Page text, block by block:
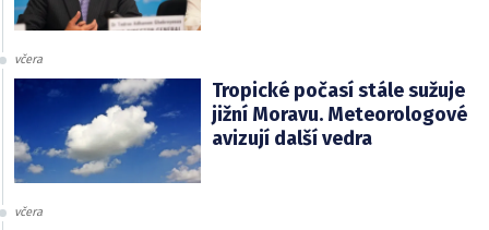
včera
Tropické počasí stále sužuje
jižní Moravu. Meteorologové
avizují další vedra
včera